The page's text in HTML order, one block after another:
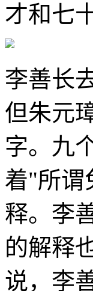
才和七
李善长
但朱元
字。九
着"所谓
释。李
的解释
说，李